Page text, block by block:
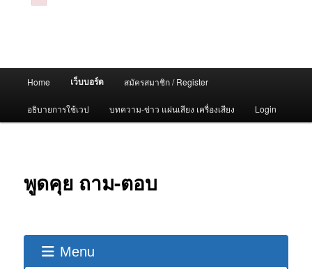
Home เว็บบอร์ด สมัครสมาชิก / Register
อธิบายการใช้เวป บทความ-ข่าว แผ่นเสียง เครื่องเสียง Login
พูดคุย ถาม-ตอบ
Menu
Failed to initialize plugin: wplink